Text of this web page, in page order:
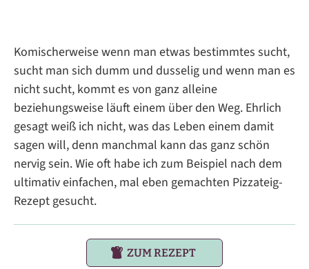
Komischerweise wenn man etwas bestimmtes sucht,
sucht man sich dumm und dusselig und wenn man es
nicht sucht, kommt es von ganz alleine
beziehungsweise läuft einem über den Weg. Ehrlich
gesagt weiß ich nicht, was das Leben einem damit
sagen will, denn manchmal kann das ganz schön
nervig sein. Wie oft habe ich zum Beispiel nach dem
ultimativ einfachen, mal eben gemachten Pizzateig-
Rezept gesucht.
ZUM REZEPT